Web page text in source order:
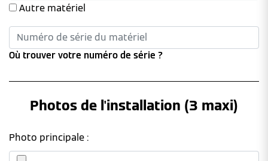
Autre matériel
Où trouver votre numéro de série ?
Photos de l'installation (3 maxi)
Photo principale :